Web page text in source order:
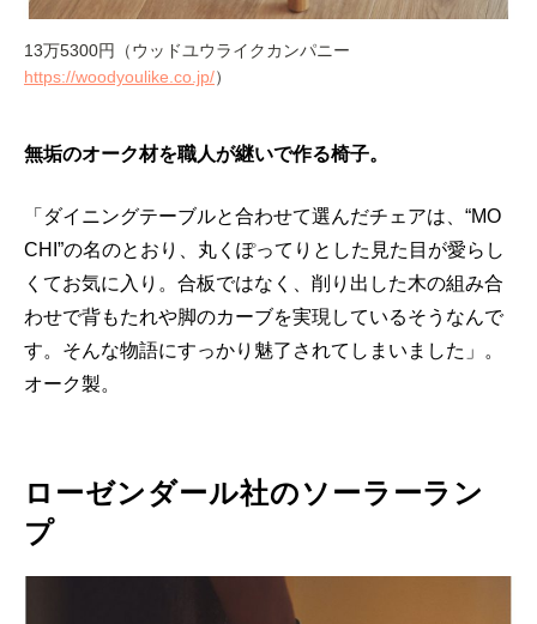
13万5300円（ウッドユウライクカンパニー
https://woodyoulike.co.jp/）
無垢のオーク材を職人が継いで作る椅子。
「ダイニングテーブルと合わせて選んだチェアは、“MO
CHI”の名のとおり、丸くぽってりとした見た目が愛らし
くてお気に入り。合板ではなく、削り出した木の組み合
わせで背もたれや脚のカーブを実現しているそうなんで
す。そんな物語にすっかり魅了されてしまいました」。
オーク製。
ローゼンダール社のソーラーラン
プ